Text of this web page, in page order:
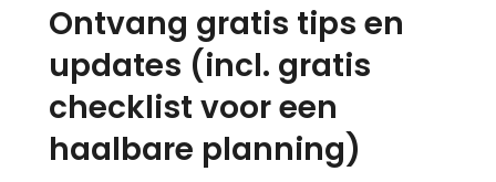
Ontvang gratis tips en
updates (incl. gratis
checklist voor een
haalbare planning)